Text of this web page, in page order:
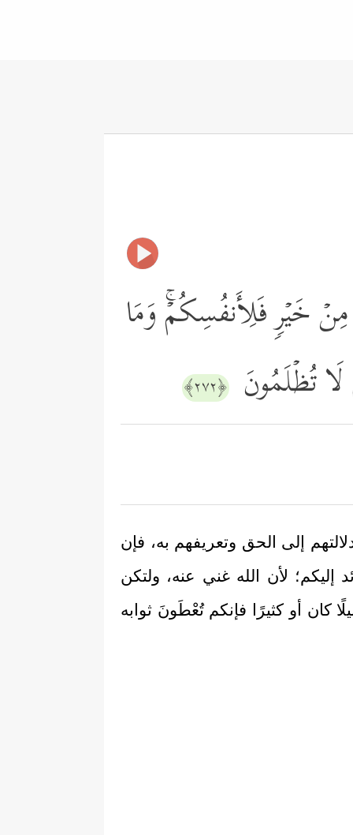
خَیۡرࣲ فَلِأَنفُسِكُمۡۚ وَمَا
لَا تُظۡلَمُونَ ﴿٢٧٢﴾
إلى الحق وتعريفهم به، فإن
إليكم؛ لأن الله غني عنه، ولتكن
كان أو كثيرًا فإنكم تُعْطَونَ ثوابه